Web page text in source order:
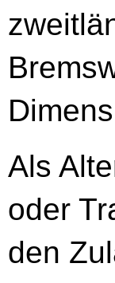
Als
oder
den